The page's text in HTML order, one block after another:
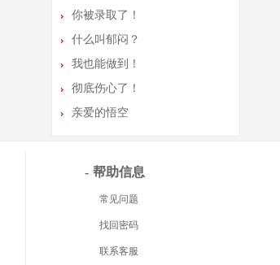
关于积分兑换问题的说明
关于本任务在线的几点说...
春节到了，祝各位用户身...
热烈欢迎新老用户参与项...
请各位用户严格遵守任务...
你被录取了！
什么叫郁闷？
我也能做到！
彻底伤心了！
亲爱的悟空
- 帮助信息
常见问题
找回密码
联系客服